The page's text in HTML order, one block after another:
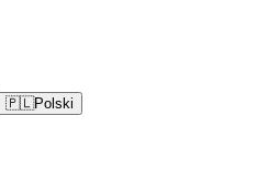
🇵🇱Polski